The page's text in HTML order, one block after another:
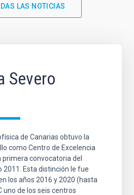
LAS NOTICIAS
Severo
de Canarias obtuvo la
como Centro de Excelencia
primera convocatoria del
2011. Esta distinción le fue
los años 2016 y 2020 (hasta
uno de los seis centros